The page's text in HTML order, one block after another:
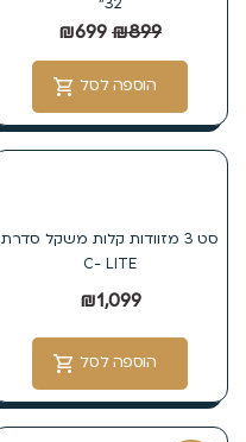
₪899
₪699
הוספה לסל
סט 3 מזוודות קלות משקל סדרת
C- LITE
₪1,099
הוספה לסל